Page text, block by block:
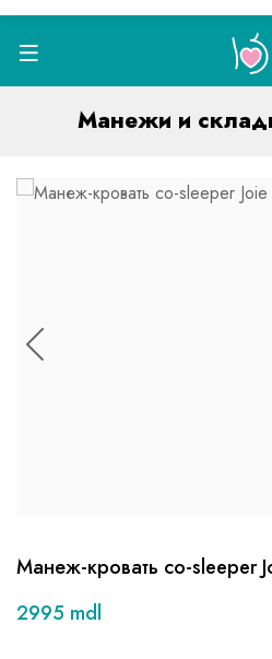
Манежи и
Манеж-кровать co-sleeper
2995 mdl